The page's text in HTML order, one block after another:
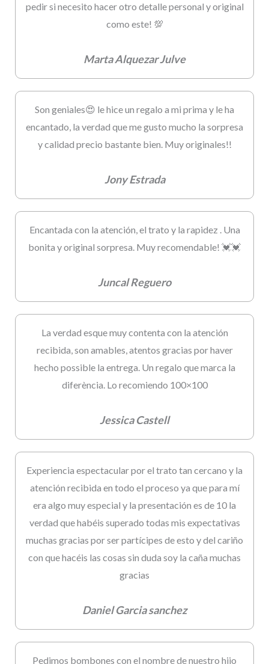
pedir si necesito hacer otro detalle personal y original
como este! 💯
Marta Alquezar Julve
Son geniales😍 le hice un regalo a mi prima y le ha
encantado, la verdad que me gusto mucho la sorpresa
y calidad precio bastante bien. Muy originales!!
Jony Estrada
Encantada con la atención, el trato y la rapidez . Una
bonita y original sorpresa. Muy recomendable! 💓💓
Juncal Reguero
La verdad esque muy contenta con la atención
recibida, son amables, atentos gracias por haver
hecho possible la entrega. Un regalo que marca la
diferència. Lo recomiendo 100×100
Jessica Castell
Experiencia espectacular por el trato tan cercano y la
atención recibida en todo el proceso ya que para mí
era algo muy especial y la presentación es de 10 la
verdad que habéis superado todas mis expectativas
muchas gracias por ser partícipes de esto y del cariño
con que hacéis las cosas sin duda soy la caña muchas
gracias
Daniel Garcia sanchez
Pedimos bombones con el nombre de nuestro hijo